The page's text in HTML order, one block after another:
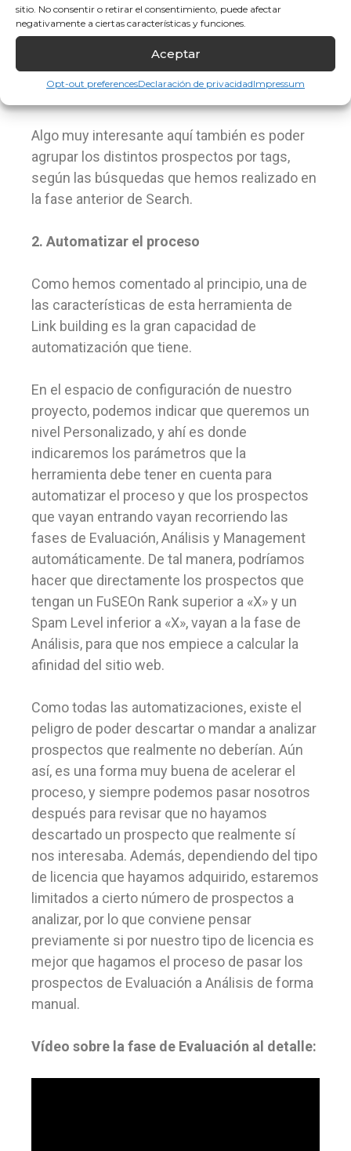
sitio. No consentir o retirar el consentimiento, puede afectar
negativamente a ciertas características y funciones.
Aceptar
Opt-out preferencesDeclaración de privacidadImpressum
Veremos que hay webs en las que abajo
aparece «We know the price. Esto significa
que desde FuSEOn Link Affinity ya saben qué
precio tiene el enlace en esa web. Más
adelante lo podremos ver en Management.
Algo muy interesante aquí también es poder
agrupar los distintos prospectos por tags,
según las búsquedas que hemos realizado en
la fase anterior de Search.
2. Automatizar el proceso
Como hemos comentado al principio, una de
las características de esta herramienta de
Link building es la gran capacidad de
automatización que tiene.
En el espacio de configuración de nuestro
proyecto, podemos indicar que queremos un
nivel Personalizado, y ahí es donde
indicaremos los parámetros que la
herramienta debe tener en cuenta para
automatizar el proceso y que los prospectos
que vayan entrando vayan recorriendo las
fases de Evaluación, Análisis y Management
automáticamente. De tal manera, podríamos
hacer que directamente los prospectos que
tengan un FuSEOn Rank superior a «X» y un
Spam Level inferior a «X», vayan a la fase de
Análisis, para que nos empiece a calcular la
afinidad del sitio web.
Como todas las automatizaciones, existe el
peligro de poder descartar o mandar a analizar
prospectos que realmente no deberían. Aún
así, es una forma muy buena de acelerar el
proceso, y siempre podemos pasar nosotros
después para revisar que no hayamos
descartado un prospecto que realmente sí
nos interesaba. Además, dependiendo del tipo
de licencia que hayamos adquirido, estaremos
limitados a cierto número de prospectos a
analizar, por lo que conviene pensar
previamente si por nuestro tipo de licencia es
mejor que hagamos el proceso de pasar los
prospectos de Evaluación a Análisis de forma
manual.
Vídeo sobre la fase de Evaluación al detalle: